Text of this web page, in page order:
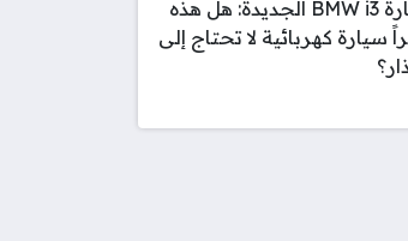
سيارة BMW i3 الجديدة: هل هذه
سيارة كهربائية لا تحتاج إلى